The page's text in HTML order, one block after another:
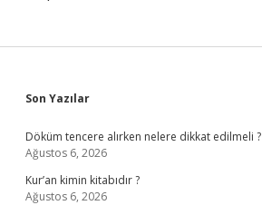
Sidebar
Son Yazılar
Döküm tencere alırken nelere dikkat edilmeli ?
Ağustos 6, 2026
Kur’an kimin kitabıdır ?
Ağustos 6, 2026